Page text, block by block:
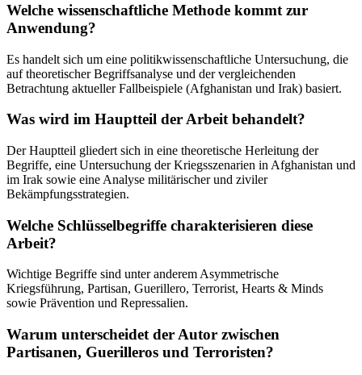
Welche wissenschaftliche Methode kommt zur
Anwendung?
Es handelt sich um eine politikwissenschaftliche Untersuchung, die
auf theoretischer Begriffsanalyse und der vergleichenden
Betrachtung aktueller Fallbeispiele (Afghanistan und Irak) basiert.
Was wird im Hauptteil der Arbeit behandelt?
Der Hauptteil gliedert sich in eine theoretische Herleitung der
Begriffe, eine Untersuchung der Kriegsszenarien in Afghanistan und
im Irak sowie eine Analyse militärischer und ziviler
Bekämpfungsstrategien.
Welche Schlüsselbegriffe charakterisieren diese
Arbeit?
Wichtige Begriffe sind unter anderem Asymmetrische
Kriegsführung, Partisan, Guerillero, Terrorist, Hearts & Minds
sowie Prävention und Repressalien.
Warum unterscheidet der Autor zwischen
Partisanen, Guerilleros und Terroristen?